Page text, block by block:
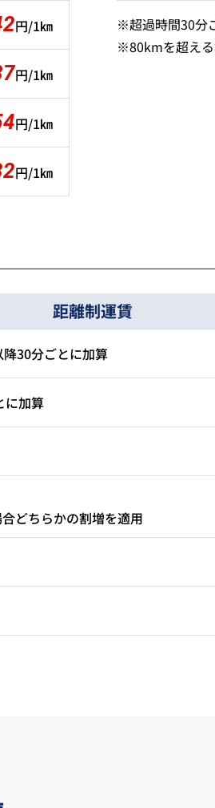
円/1㎞
円/1㎞
円/1㎞
円/1㎞
※超過時間30分
※80kmを超える
距離制運賃
30分ごとに加算
に加算
どちらかの割増を適用